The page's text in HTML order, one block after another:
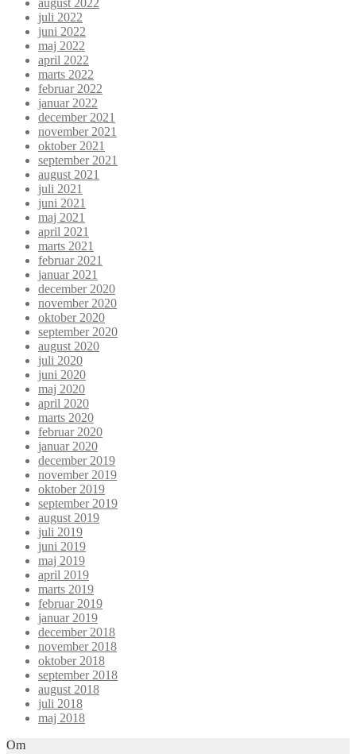
juli 2022
juni 2022
maj 2022
april 2022
marts 2022
februar 2022
januar 2022
december 2021
november 2021
oktober 2021
september 2021
august 2021
juli 2021
juni 2021
maj 2021
april 2021
marts 2021
februar 2021
januar 2021
december 2020
november 2020
oktober 2020
september 2020
august 2020
juli 2020
juni 2020
maj 2020
april 2020
marts 2020
februar 2020
januar 2020
december 2019
november 2019
oktober 2019
september 2019
august 2019
juli 2019
juni 2019
maj 2019
april 2019
marts 2019
februar 2019
januar 2019
december 2018
november 2018
oktober 2018
september 2018
august 2018
juli 2018
maj 2018
Om